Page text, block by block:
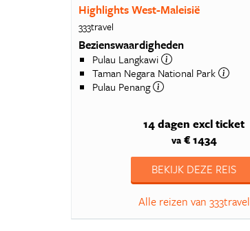
Highlights West-Maleisië
333travel
Bezienswaardigheden
Pulau Langkawi
Taman Negara National Park
Pulau Penang
14 dagen excl ticket
va€ 1434
BEKIJK DEZE REIS
Alle reizen van 333travel